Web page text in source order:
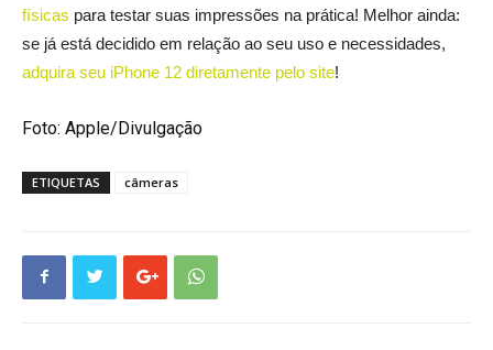
físicas para testar suas impressões na prática! Melhor ainda:
se já está decidido em relação ao seu uso e necessidades,
adquira seu iPhone 12 diretamente pelo site!
Foto: Apple/Divulgação
ETIQUETAS câmeras